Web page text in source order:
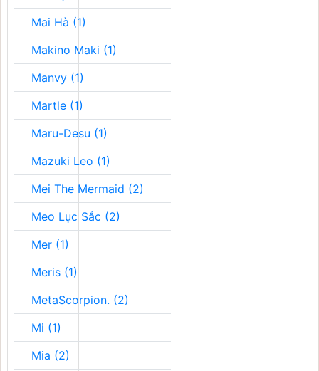
Mai Hà (1)
Makino Maki (1)
Manvy (1)
Martle (1)
Maru-Desu (1)
Mazuki Leo (1)
Mei The Mermaid (2)
Meo Lục Sắc (2)
Mer (1)
Meris (1)
MetaScorpion. (2)
Mi (1)
Mia (2)